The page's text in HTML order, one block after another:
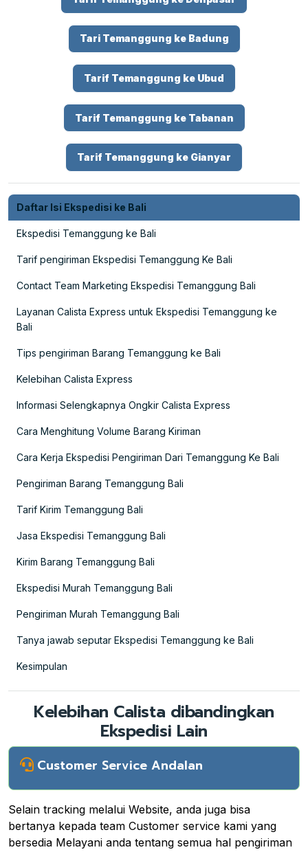
Tari Temanggung ke Badung
Tarif Temanggung ke Ubud
Tarif Temanggung ke Tabanan
Tarif Temanggung ke Gianyar
Daftar Isi Ekspedisi ke Bali
Ekspedisi Temanggung ke Bali
Tarif pengiriman Ekspedisi Temanggung Ke Bali
Contact Team Marketing Ekspedisi Temanggung Bali
Layanan Calista Express untuk Ekspedisi Temanggung ke
Bali
Tips pengiriman Barang Temanggung ke Bali
Kelebihan Calista Express
Informasi Selengkapnya Ongkir Calista Express
Cara Menghitung Volume Barang Kiriman
Cara Kerja Ekspedisi Pengiriman Dari Temanggung Ke Bali
Pengiriman Barang Temanggung Bali
Tarif Kirim Temanggung Bali
Jasa Ekspedisi Temanggung Bali
Kirim Barang Temanggung Bali
Ekspedisi Murah Temanggung Bali
Pengiriman Murah Temanggung Bali
Tanya jawab seputar Ekspedisi Temanggung ke Bali
Kesimpulan
Kelebihan Calista dibandingkan
Ekspedisi Lain
Customer Service Andalan
Selain tracking melalui Website, anda juga bisa
bertanya kepada team Customer service kami yang
bersedia Melayani anda tentang semua hal pengiriman